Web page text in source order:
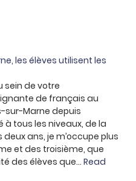
les élèves utilisent les
sein de votre
de français au
sur-Marne depuis
à tous les niveaux, de la
ans, je m’occupe plus
et des troisième, que
des élèves que…Read